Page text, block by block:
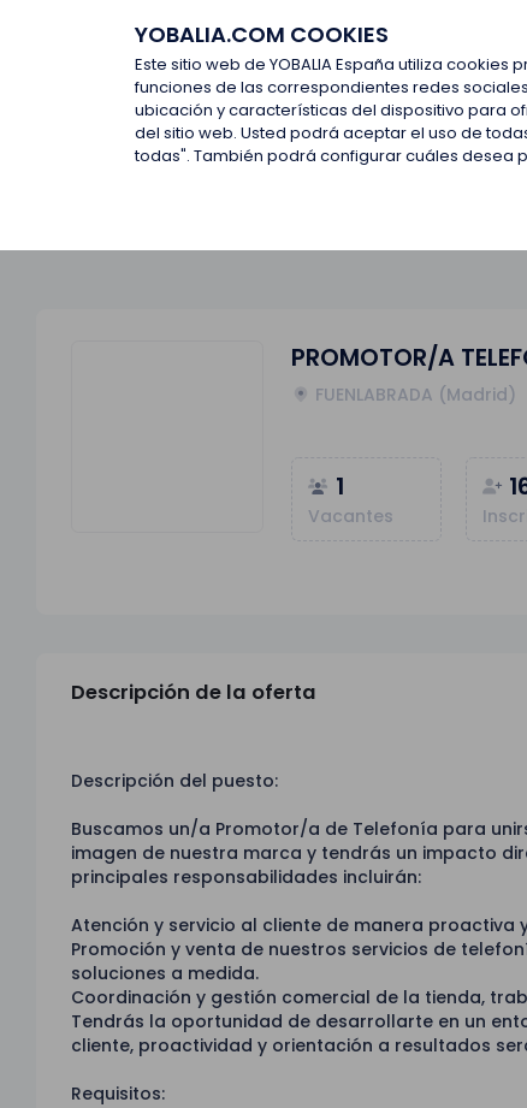
YOBALIA.COM COOKIES
Este sitio web de YOBALIA España utiliza
funciones de las correspondientes redes
ubicación y características del dispositivo para
del sitio web. Usted podrá aceptar el uso de
todas". También podrá configurar cuáles desea
Últimas ofertas
Últimas ofertas PROMOTOR/A TELEFONÍA -
PROMOTOR/A
FUENLABRADA (Madrid)
1
Vacantes
Descripción de la oferta
Descripción del puesto:
Buscamos un/a Promotor/a de Telefonía para
imagen de nuestra marca y tendrás un impacto
principales responsabilidades incluirán:
Atención y servicio al cliente de manera proactiva
Promoción y venta de nuestros servicios de
soluciones a medida.
Coordinación y gestión comercial de la tienda,
Tendrás la oportunidad de desarrollarte en un
cliente, proactividad y orientación a resultados
Requisitos: